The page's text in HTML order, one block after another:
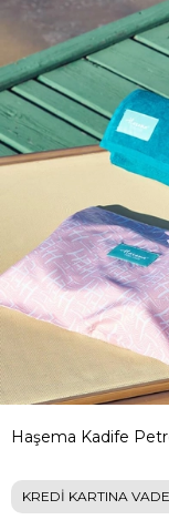
Haşema Kadife
KREDİ KARTINA